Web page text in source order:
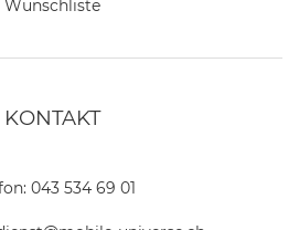
Wunschliste
KONTAKT
043 534 69 01